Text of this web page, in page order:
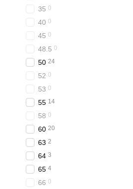
35 0
40 0
45 0
48.5 0
50 24
52 0
53 0
55 14
58 0
60 20
63 2
64 3
65 4
66 0